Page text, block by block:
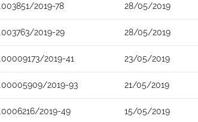
2019-78 28/05/2019
2019-29 28/05/2019
2019-41 23/05/2019
2019-93 21/05/2019
2019-49 15/05/2019